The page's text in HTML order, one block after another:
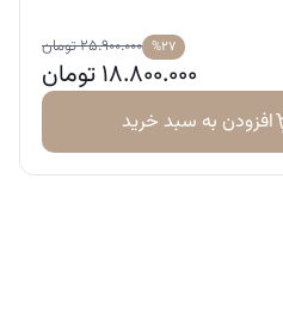
%۲۷ ۲۵.۹۰۰.۰۰۰تومان
۱۸.۸۰۰.۰۰۰تومان
افزودن به سبد خرید